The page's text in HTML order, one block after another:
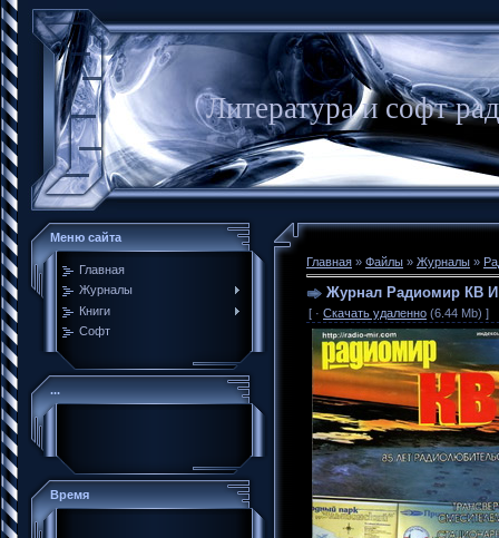
Литература и софт
Меню сайта
Главная
Журналы
Книги
Софт
...
Время
Главная » Файлы » Журналы »
Журнал Радиомир КВ
[ · Скачать удаленно (6.44 Mb) ]